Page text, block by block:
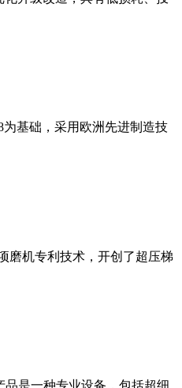
基础，采用欧洲先进制造技
磨机专利技术，开创了超压梯
是一种专业设备，包括超细